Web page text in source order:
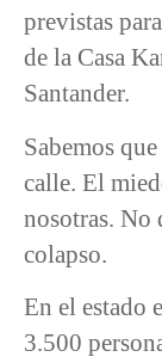
previstas
de la Casa
Santander.
Sabemos
calle. El
nosotras. No
colapso.
En el estado
3.500